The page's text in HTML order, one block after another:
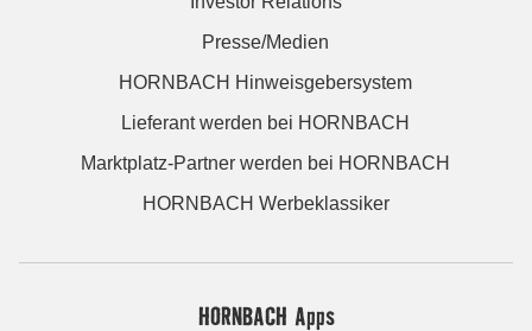
Presse/Medien
HORNBACH Hinweisgebersystem
Lieferant werden bei HORNBACH
Marktplatz-Partner werden bei HORNBACH
HORNBACH Werbeklassiker
HORNBACH Apps